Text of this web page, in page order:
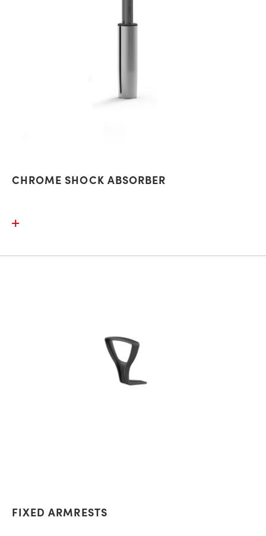
CHROME SHOCK ABSORBER
FIXED ARMRESTS